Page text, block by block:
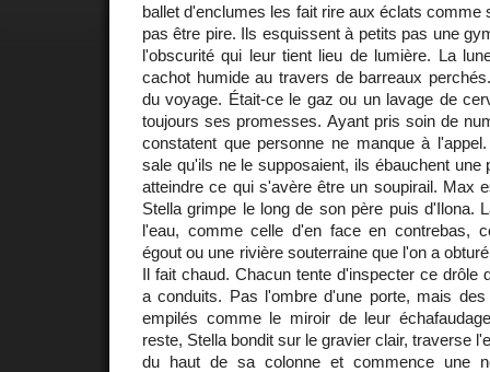
ballet d'enclumes les fait rire aux éclats comme
pas être pire. Ils esquissent à petits pas une
l'obscurité qui leur tient lieu de lumière. La
cachot humide au travers de barreaux
du voyage. Était-ce le gaz ou un lavage de
toujours ses promesses. Ayant pris soin de
constatent que personne ne manque à
sale qu'ils ne le supposaient, ils ébauchent une
atteindre ce qui s'avère être un soupirail. Max
Stella grimpe le long de son père puis d'Ilona.
l'eau, comme celle d'en face en contrebas,
égout ou une rivière souterraine que l'on a
Il fait chaud. Chacun tente d'inspecter ce drôle
a conduits. Pas l'ombre d'une porte, mais
empilés comme le miroir de leur
reste, Stella bondit sur le gravier clair, traverse
du haut de sa colonne et commence une